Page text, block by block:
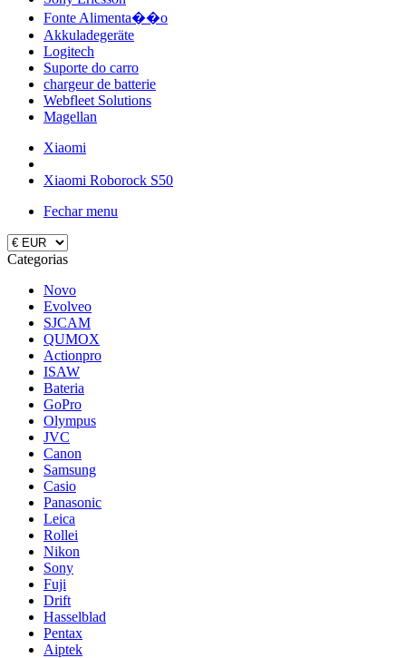
Fonte Alimenta��o
Akkuladegeräte
Logitech
Suporte do carro
chargeur de batterie
Webfleet Solutions
Magellan
Xiaomi
Xiaomi Roborock S50
Fechar menu
Categorias
Novo
Evolveo
SJCAM
QUMOX
Actionpro
ISAW
Bateria
GoPro
Olympus
JVC
Canon
Samsung
Casio
Panasonic
Leica
Rollei
Nikon
Sony
Fuji
Drift
Hasselblad
Pentax
Aiptek